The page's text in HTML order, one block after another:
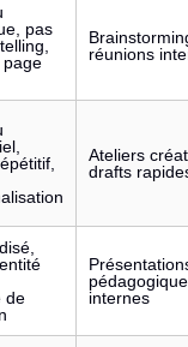
pas
page
réunions
Ateliers
drafts
de
internes